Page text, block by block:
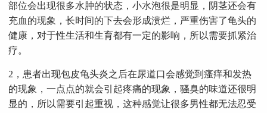
部位会出现很多水肿的状态，小水泡很是明显，阴茎还会有
充血的现象，长时间的下去会形成溃烂，严重伤害了龟头的
健康，对于性生活和生育都有一定的影响，所以需要抓紧治
疗。
2，患者出现包皮龟头炎之后在尿道口会感觉到瘙痒和发热
的现象，一点点的就会引起疼痛的现象，骚臭的味道还很明
显的，所以需要引起重视，这种感觉让很多男性都无法忍受